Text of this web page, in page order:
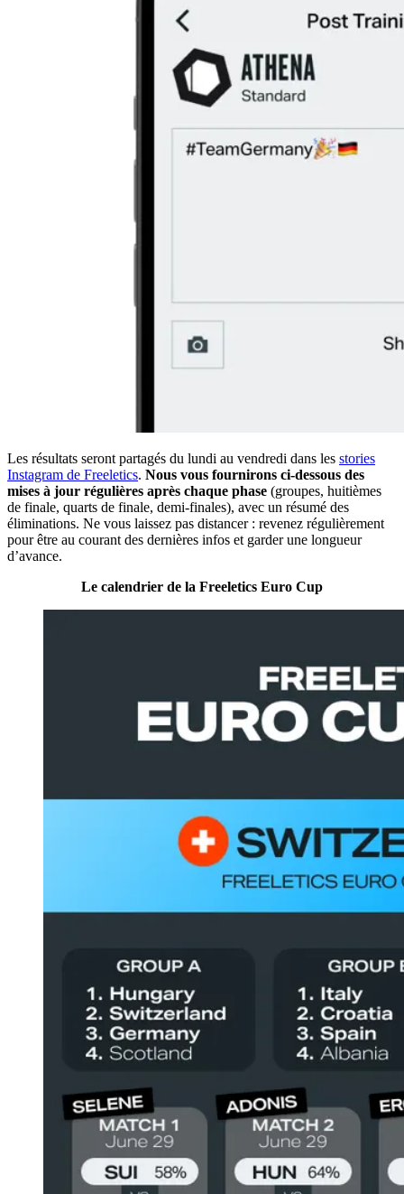
Les résultats seront partagés du lundi au vendredi dans les stories
Instagram de Freeletics. Nous vous fournirons ci-dessous des
mises à jour régulières après chaque phase (groupes, huitièmes
de finale, quarts de finale, demi-finales), avec un résumé des
éliminations. Ne vous laissez pas distancer : revenez régulièrement
pour être au courant des dernières infos et garder une longueur
d’avance.
Le calendrier de la Freeletics Euro Cup